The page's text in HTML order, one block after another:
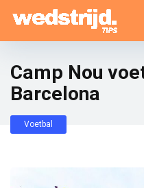
Camp Nou
Barcelona
Voetbal